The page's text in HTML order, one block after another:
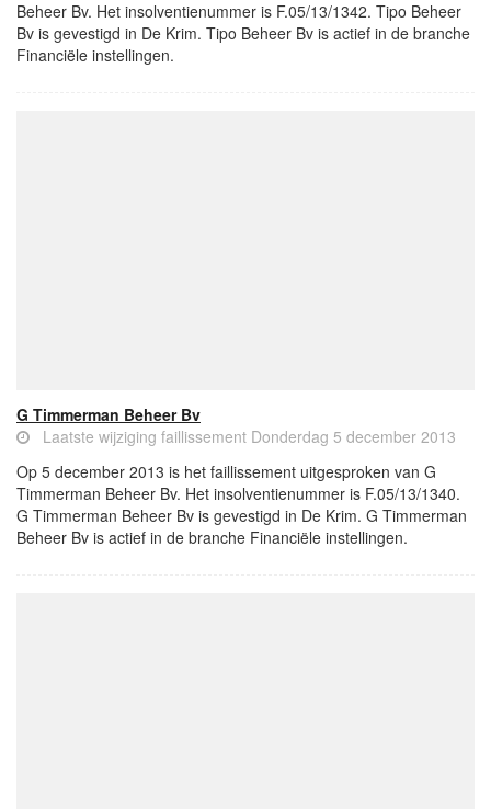
Beheer Bv. Het insolventienummer is F.05/13/1342. Tipo Beheer
Bv is gevestigd in De Krim. Tipo Beheer Bv is actief in de branche
Financiële instellingen.
G Timmerman Beheer Bv
Laatste wijziging faillissement Donderdag 5 december 2013
Op 5 december 2013 is het faillissement uitgesproken van G
Timmerman Beheer Bv. Het insolventienummer is F.05/13/1340.
G Timmerman Beheer Bv is gevestigd in De Krim. G Timmerman
Beheer Bv is actief in de branche Financiële instellingen.